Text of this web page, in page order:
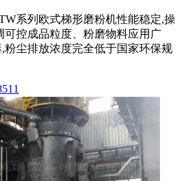
系列欧式梯形磨粉机性能稳定,操
可控成品粒度、粉磨物料应用广
粉尘排放浓度完全低于国家环保规